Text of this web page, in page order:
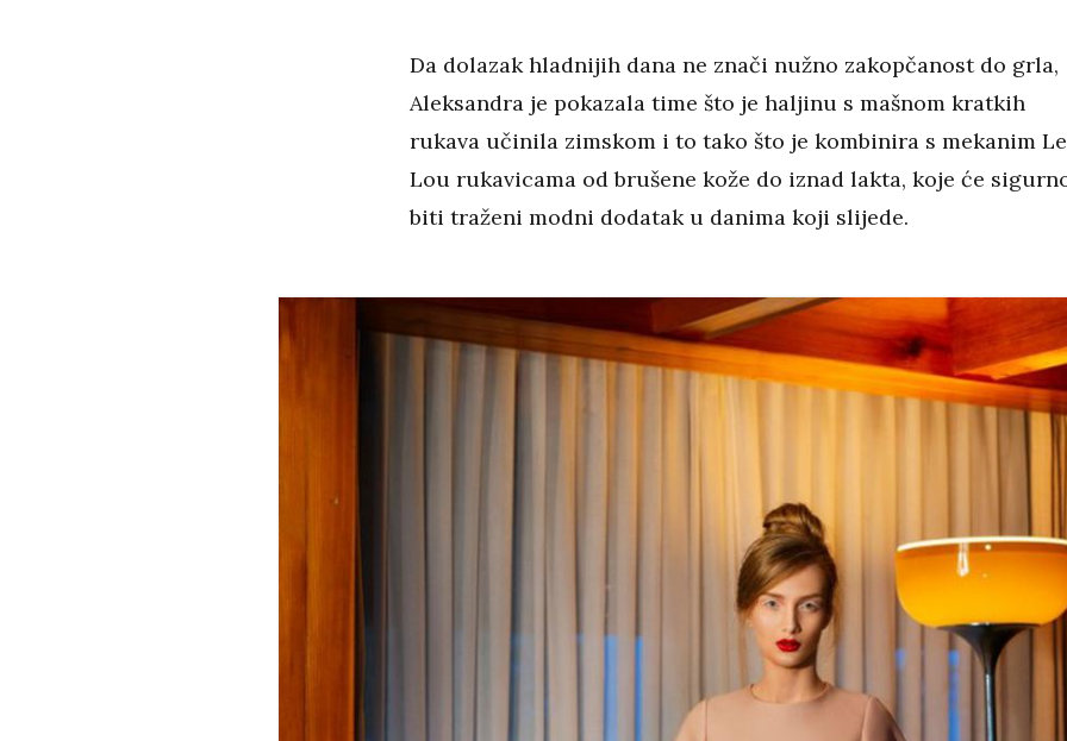
Da dolazak hladnijih dana ne znači nužno zakopčanost do grla,
Aleksandra je pokazala time što je haljinu s mašnom kratkih
rukava učinila zimskom i to tako što je kombinira s mekanim
Lou rukavicama od brušene kože do iznad lakta, koje će
biti traženi modni dodatak u danima koji slijede.